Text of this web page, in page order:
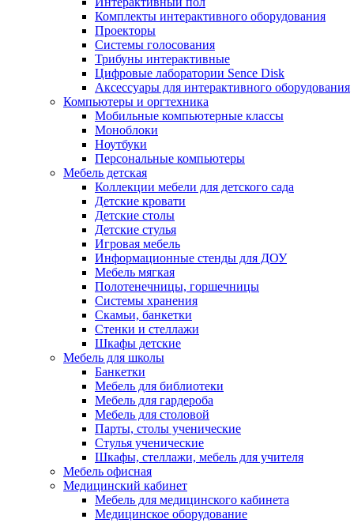
Комплекты интерактивного оборудования
Проекторы
Системы голосования
Трибуны интерактивные
Цифровые лаборатории Sence Disk
Аксессуары для интерактивного оборудования
Компьютеры и оргтехника
Мобильные компьютерные классы
Моноблоки
Ноутбуки
Персональные компьютеры
Мебель детская
Коллекции мебели для детского сада
Детские кровати
Детские столы
Детские стулья
Игровая мебель
Информационные стенды для ДОУ
Мебель мягкая
Полотенечницы, горшечницы
Системы хранения
Скамьи, банкетки
Стенки и стеллажи
Шкафы детские
Мебель для школы
Банкетки
Мебель для библиотеки
Мебель для гардероба
Мебель для столовой
Парты, столы ученические
Стулья ученические
Шкафы, стеллажи, мебель для учителя
Мебель офисная
Медицинский кабинет
Мебель для медицинского кабинета
Медицинское оборудование